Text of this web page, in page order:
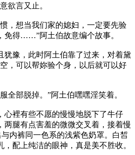
欲言又止。
想当我们家的媳妇，一定要先验
免得……”阿土伯故意编个故事。
豫，此时阿土伯靠了过来，对着黛
，可以帮妳验个身，以后就可以好
部脱掉。”阿土伯嘿嘿淫笑着。
裡有些不愿的慢慢地脱下了牛仔
两腿有点害羞的微微交叉着，接着慢
内裤同一色系的浅紫色奶罩。白皙
配上纯洁的眼神，真是美不胜收。